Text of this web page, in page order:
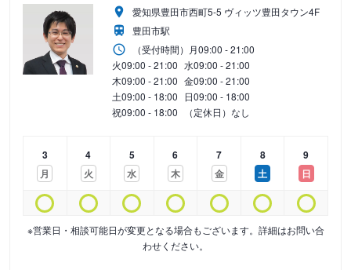
愛知県豊田市西町5-5 ヴィッツ豊田タウン4F
豊田市駅
（受付時間） 月09:00 - 21:00
火09:00 - 21:00 水09:00 - 21:00
木09:00 - 21:00 金09:00 - 21:00
土09:00 - 18:00 日09:00 - 18:00
祝09:00 - 18:00 （定休日）なし
3
月
4
火
5
水
6
木
7
金
8
土
9
日
※営業日・相談可能日が変更となる場合もございます。詳細はお問い合
わせください。